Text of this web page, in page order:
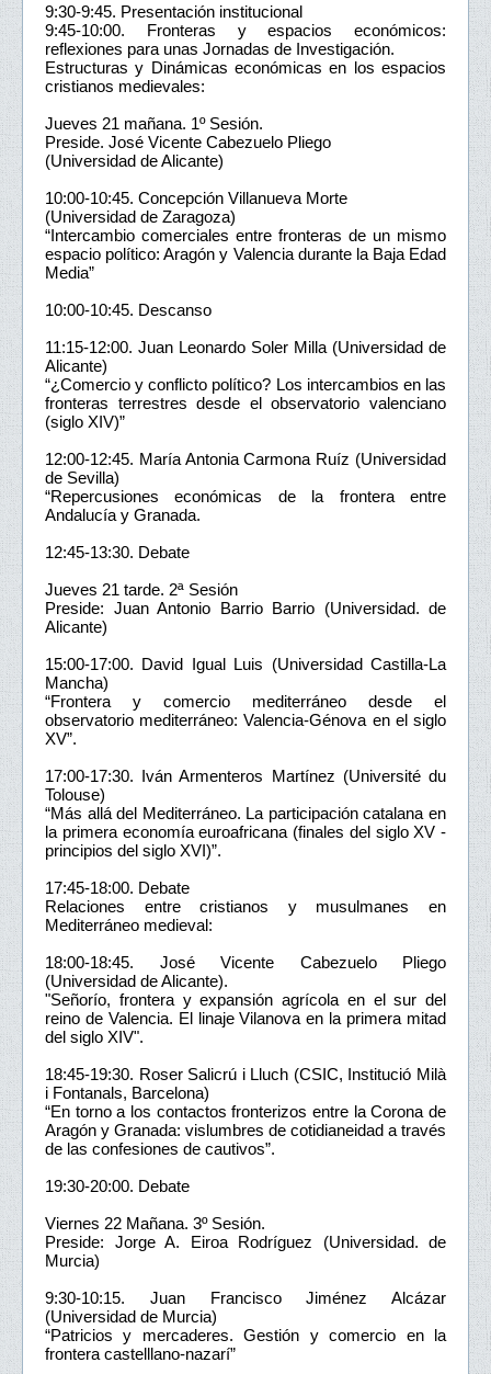
9:30-9:45. Presentación institucional
9:45-10:00. Fronteras y espacios económicos:
reflexiones para unas Jornadas de Investigación.
Estructuras y Dinámicas económicas en los espacios
cristianos medievales:
Jueves 21 mañana. 1º Sesión.
Preside. José Vicente Cabezuelo Pliego
(Universidad de Alicante)
10:00-10:45. Concepción Villanueva Morte
(Universidad de Zaragoza)
“Intercambio comerciales entre fronteras de un mismo
espacio político: Aragón y Valencia durante la Baja Edad
Media”
10:00-10:45. Descanso
11:15-12:00. Juan Leonardo Soler Milla (Universidad de
Alicante)
“¿Comercio y conflicto político? Los intercambios en las
fronteras terrestres desde el observatorio valenciano
(siglo XIV)”
12:00-12:45. María Antonia Carmona Ruíz (Universidad
de Sevilla)
“Repercusiones económicas de la frontera entre
Andalucía y Granada.
12:45-13:30. Debate
Jueves 21 tarde. 2ª Sesión
Preside: Juan Antonio Barrio Barrio (Universidad. de
Alicante)
15:00-17:00. David Igual Luis (Universidad Castilla-La
Mancha)
“Frontera y comercio mediterráneo desde el
observatorio mediterráneo: Valencia-Génova en el siglo
XV”.
17:00-17:30. Iván Armenteros Martínez (Université du
Tolouse)
“Más allá del Mediterráneo. La participación catalana en
la primera economía euroafricana (finales del siglo XV -
principios del siglo XVI)”.
17:45-18:00. Debate
Relaciones entre cristianos y musulmanes en
Mediterráneo medieval:
18:00-18:45. José Vicente Cabezuelo Pliego
(Universidad de Alicante).
"Señorío, frontera y expansión agrícola en el sur del
reino de Valencia. El linaje Vilanova en la primera mitad
del siglo XIV".
18:45-19:30. Roser Salicrú i Lluch (CSIC, Institució Milà
i Fontanals, Barcelona)
“En torno a los contactos fronterizos entre la Corona de
Aragón y Granada: vislumbres de cotidianeidad a través
de las confesiones de cautivos”.
19:30-20:00. Debate
Viernes 22 Mañana. 3º Sesión.
Preside: Jorge A. Eiroa Rodríguez (Universidad. de
Murcia)
9:30-10:15. Juan Francisco Jiménez Alcázar
(Universidad de Murcia)
“Patricios y mercaderes. Gestión y comercio en la
frontera castelllano-nazarí”